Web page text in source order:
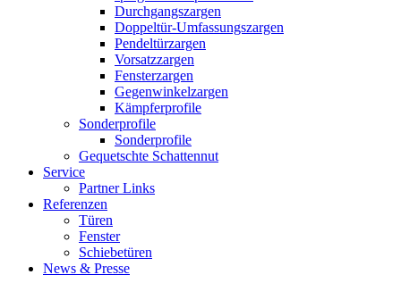
Durchgangszargen
Doppeltür-Umfassungszargen
Pendeltürzargen
Vorsatzzargen
Fensterzargen
Gegenwinkelzargen
Kämpferprofile
Sonderprofile
Sonderprofile
Gequetschte Schattennut
Service
Partner Links
Referenzen
Türen
Fenster
Schiebetüren
News & Presse